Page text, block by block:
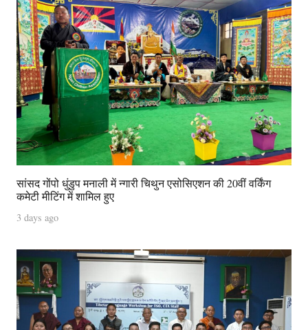
सांसद गोंपो धुंडुप मनाली में न्गारी चिथुन एसोसिएशन की 20वीं वर्किंग
कमेटी मीटिंग में शामिल हुए
3 days ago